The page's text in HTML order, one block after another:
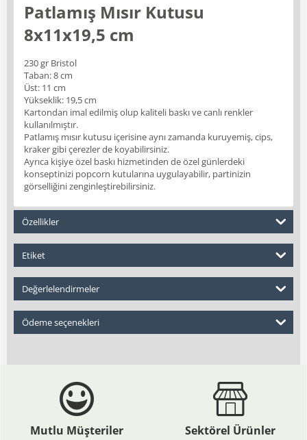
Patlamış Mısır Kutusu
8x11x19,5 cm
230 gr Bristol
Taban: 8 cm
Üst: 11 cm
Yükseklik: 19,5 cm
Kartondan imal edilmiş olup kaliteli baskı ve canlı renkler
kullanılmıştır.
Patlamış mısır kutusu içerisine aynı zamanda kuruyemiş, cips,
kraker gibi çerezler de koyabilirsiniz.
Ayrıca kişiye özel baskı hizmetinden de özel günlerdeki
konseptinizi popcorn kutularına uygulayabilir, partinizin
görselliğini zenginleştirebilirsiniz.
Özellikler
Etiket
Değerlelendirmeler
Ödeme seçenekleri
Mutlu Müşteriler Sektörel Ürünler